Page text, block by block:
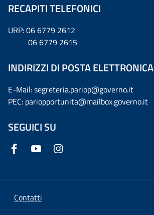
RECAPITI TELEFONICI
URP: 06 6779 2612
06 6779 2615
INDIRIZZI DI POSTA ELETTRONICA
E-Mail: segreteria.pariop@governo.it
PEC: pariopportunita@mailbox.governo.it
SEGUICI SU
Contatti